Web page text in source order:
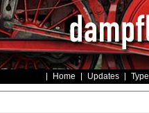
Home Updates